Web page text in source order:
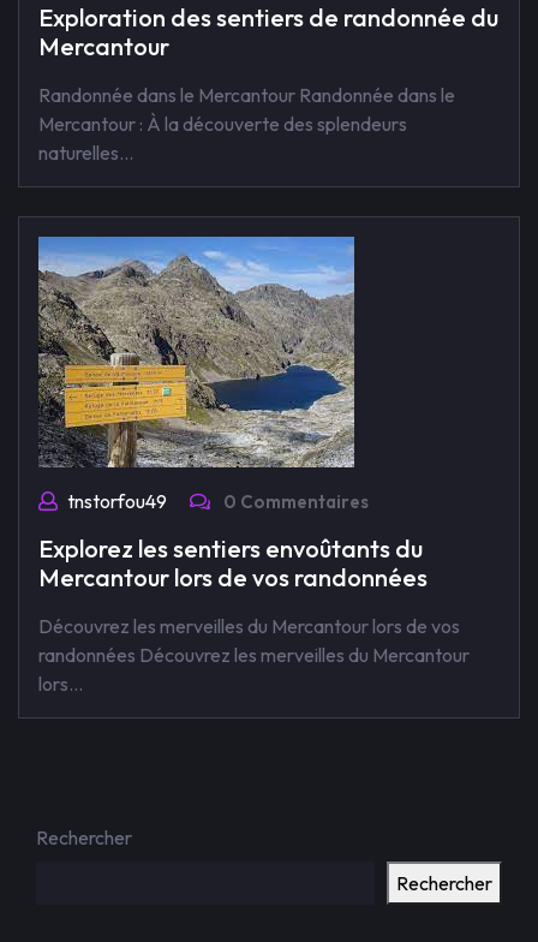
Exploration des sentiers de randonnée du
Mercantour
Randonnée dans le Mercantour Randonnée dans le
Mercantour : À la découverte des splendeurs
naturelles…
tnstorfou49 0 Commentaires
Explorez les sentiers envoûtants du
Mercantour lors de vos randonnées
Découvrez les merveilles du Mercantour lors de vos
randonnées Découvrez les merveilles du Mercantour
lors…
Rechercher
Rechercher